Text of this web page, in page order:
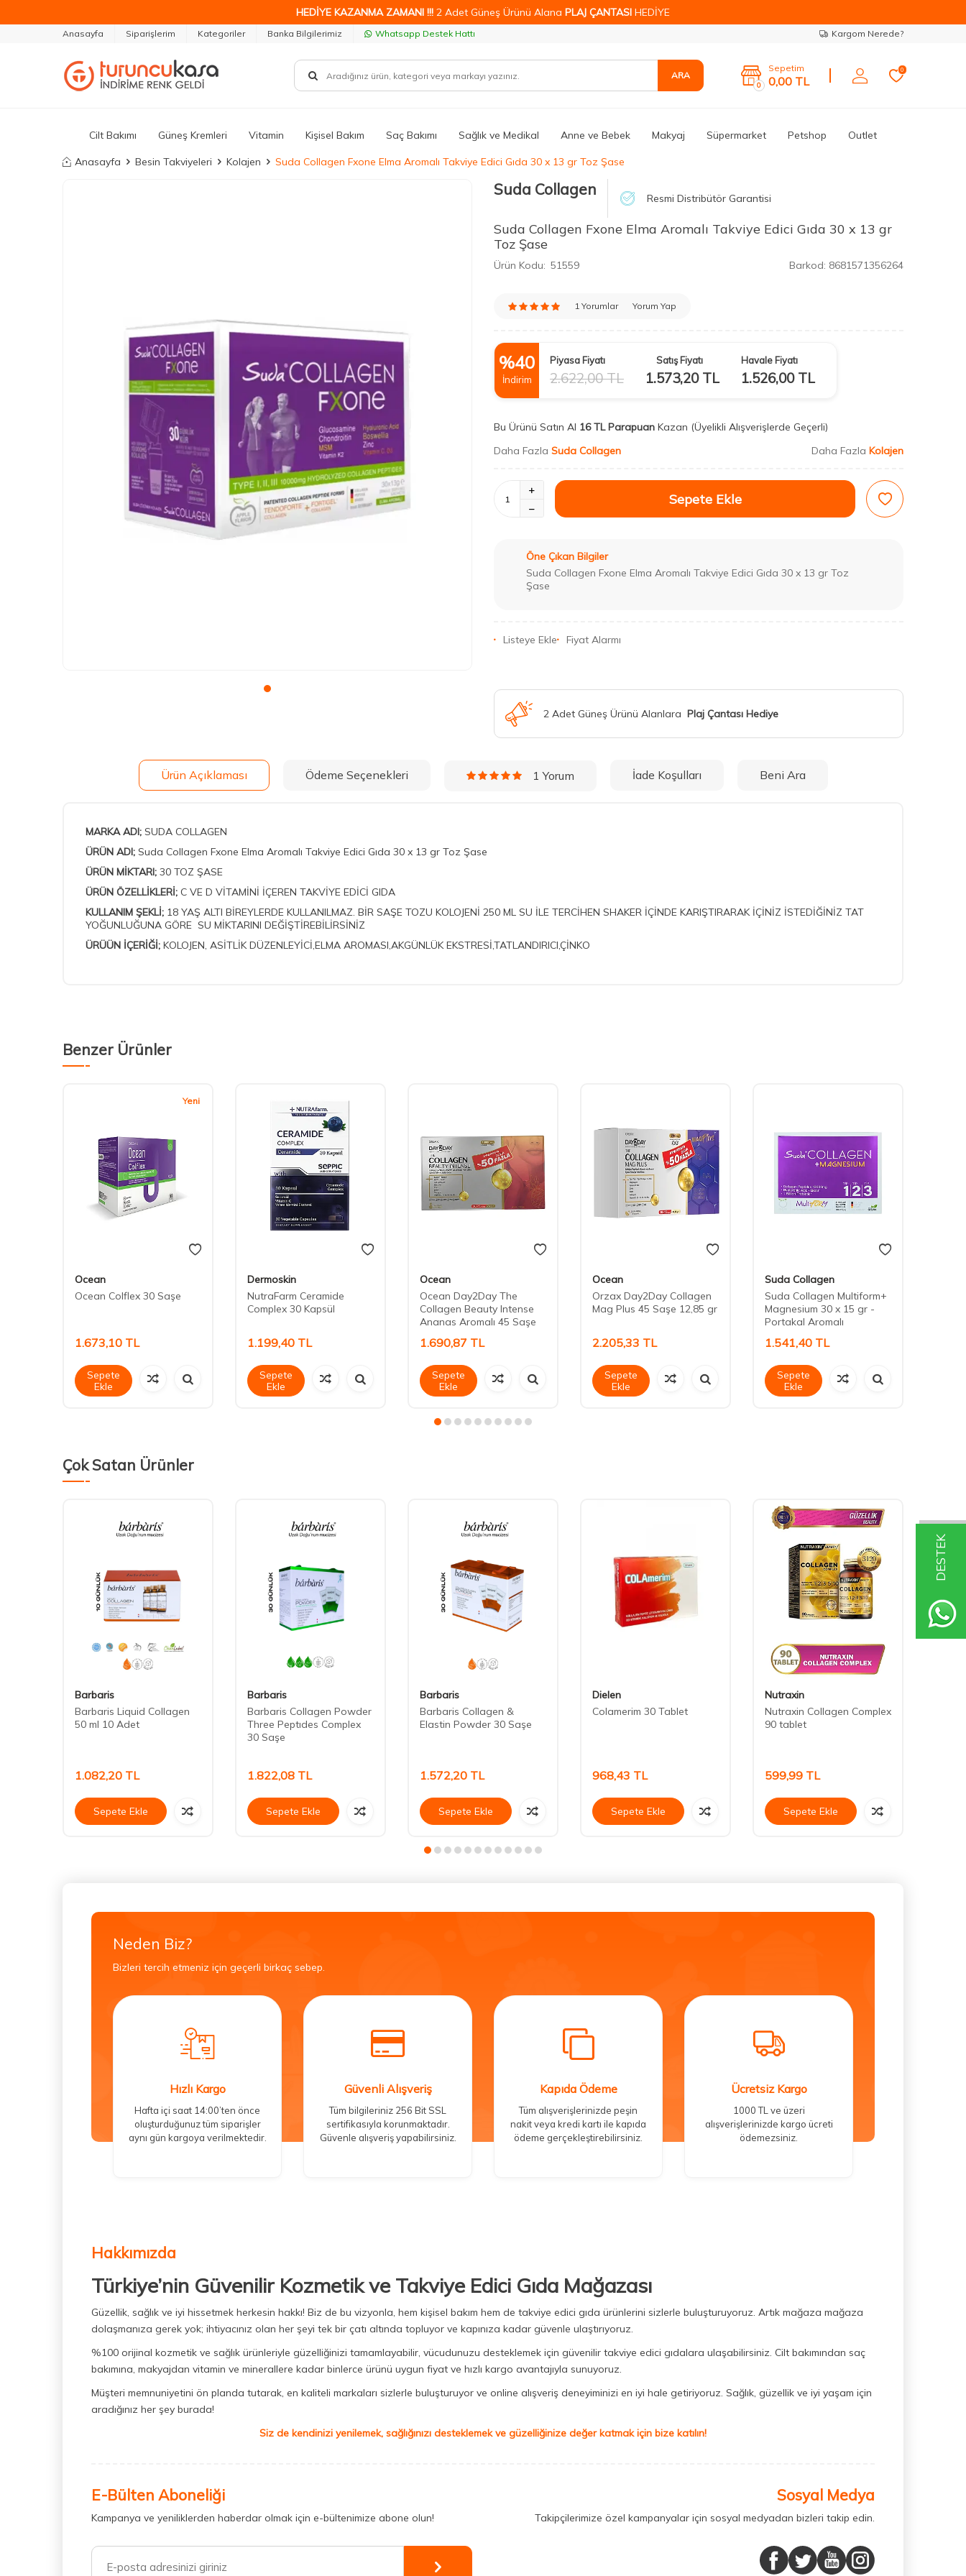
DESTEK
HEDİYE KAZANMA ZAMANI !!! 2 Adet Güneş Ürünü Alana PLAJ ÇANTASI HEDİYE
Anasayfa Siparişlerim Kategoriler Banka Bilgilerimiz Whatsapp Destek Hattı Kargom Nerede?
ARA
0
Sepetim
0,00 TL
0
Cilt Bakımı Güneş Kremleri Vitamin Kişisel Bakım Saç Bakımı Sağlık ve Medikal Anne ve Bebek Makyaj Süpermarket Petshop Outlet
Anasayfa Besin Takviyeleri Kolajen Suda Collagen Fxone Elma Aromalı Takviye Edici Gıda 30 x 13 gr Toz Şase
Suda Collagen Resmi Distribütör Garantisi
Suda Collagen Fxone Elma Aromalı Takviye Edici Gıda 30 x 13 gr
Toz Şase
Ürün Kodu: 51559 Barkod: 8681571356264
1 Yorumlar Yorum Yap
%40
İndirim
Piyasa Fiyatı
2.622,00TL
Satış Fiyatı
1.573,20TL
Havale Fiyatı
1.526,00TL
Bu Ürünü Satın Al 16 TL Parapuan Kazan (Üyelikli Alışverişlerde Geçerli)
Daha Fazla Suda Collagen Daha Fazla Kolajen
Sepete Ekle
Öne Çıkan Bilgiler
Suda Collagen Fxone Elma Aromalı Takviye Edici Gıda 30 x 13 gr Toz
Şase
Listeye Ekle Fiyat Alarmı
2 Adet Güneş Ürünü Alanlara Plaj Çantası Hediye
Ürün Açıklaması Ödeme Seçenekleri 1 Yorum İade Koşulları Beni Ara
MARKA ADI; SUDA COLLAGEN
ÜRÜN ADI; Suda Collagen Fxone Elma Aromalı Takviye Edici Gıda 30 x 13 gr Toz Şase
ÜRÜN MİKTARI; 30 TOZ ŞASE
ÜRÜN ÖZELLİKLERİ; C VE D VİTAMİNİ İÇEREN TAKVİYE EDİCİ GIDA
KULLANIM ŞEKLİ; 18 YAŞ ALTI BİREYLERDE KULLANILMAZ. BİR SAŞE TOZU KOLOJENİ 250 ML SU İLE TERCİHEN SHAKER İÇİNDE KARIŞTIRARAK İÇİNİZ İSTEDİĞİNİZ TAT
YOĞUNLUĞUNA GÖRE SU MİKTARINI DEĞİŞTİREBİLİRSİNİZ
ÜRÜÜN İÇERİĞİ; KOLOJEN, ASİTLİK DÜZENLEYİCİ,ELMA AROMASI,AKGÜNLÜK EKSTRESİ,TATLANDIRICI,ÇİNKO
Benzer Ürünler
Yeni
Ocean
Ocean Colflex 30 Saşe
1.673,10 TL
Sepete
Ekle
Dermoskin
NutraFarm Ceramide
Complex 30 Kapsül
1.199,40 TL
Sepete
Ekle
Ocean
Ocean Day2Day The
Collagen Beauty Intense
Ananas Aromalı 45 Saşe
1.690,87 TL
Sepete
Ekle
Ocean
Orzax Day2Day Collagen
Mag Plus 45 Saşe 12,85 gr
2.205,33 TL
Sepete
Ekle
Suda Collagen
Suda Collagen Multiform+
Magnesium 30 x 15 gr -
Portakal Aromalı
1.541,40 TL
Sepete
Ekle
Çok Satan Ürünler
Barbaris
Barbaris Liquid Collagen
50 ml 10 Adet
1.082,20 TL
Sepete Ekle
Barbaris
Barbaris Collagen Powder
Three Peptıdes Complex
30 Saşe
1.822,08 TL
Sepete Ekle
Barbaris
Barbaris Collagen &
Elastin Powder 30 Saşe
1.572,20 TL
Sepete Ekle
Dielen
Colamerim 30 Tablet
968,43 TL
Sepete Ekle
Nutraxin
Nutraxin Collagen Complex
90 tablet
599,99 TL
Sepete Ekle
Neden Biz?
Bizleri tercih etmeniz için geçerli birkaç sebep.
Hızlı Kargo
Hafta içi saat 14:00’ten önce
oluşturduğunuz tüm siparişler
aynı gün kargoya verilmektedir.
Güvenli Alışveriş
Tüm bilgileriniz 256 Bit SSL
sertifikasıyla korunmaktadır.
Güvenle alışveriş yapabilirsiniz.
Kapıda Ödeme
Tüm alışverişlerinizde peşin
nakit veya kredi kartı ile kapıda
ödeme gerçekleştirebilirsiniz.
Ücretsiz Kargo
1000 TL ve üzeri
alışverişlerinizde kargo ücreti
ödemezsiniz.
Hakkımızda
Türkiye’nin Güvenilir Kozmetik ve Takviye Edici Gıda Mağazası
Güzellik, sağlık ve iyi hissetmek herkesin hakkı! Biz de bu vizyonla, hem kişisel bakım hem de takviye edici gıda ürünlerini sizlerle buluşturuyoruz. Artık mağaza mağaza
dolaşmanıza gerek yok; ihtiyacınız olan her şeyi tek bir çatı altında topluyor ve kapınıza kadar güvenle ulaştırıyoruz.
%100 orijinal kozmetik ve sağlık ürünleriyle güzelliğinizi tamamlayabilir, vücudunuzu desteklemek için güvenilir takviye edici gıdalara ulaşabilirsiniz. Cilt bakımından saç
bakımına, makyajdan vitamin ve minerallere kadar binlerce ürünü uygun fiyat ve hızlı kargo avantajıyla sunuyoruz.
Müşteri memnuniyetini ön planda tutarak, en kaliteli markaları sizlerle buluşturuyor ve online alışveriş deneyiminizi en iyi hale getiriyoruz. Sağlık, güzellik ve iyi yaşam için
aradığınız her şey burada!
Siz de kendinizi yenilemek, sağlığınızı desteklemek ve güzelliğinize değer katmak için bize katılın!
E-Bülten Aboneliği
Kampanya ve yeniliklerden haberdar olmak için e-bültenimize abone olun!
Sosyal Medya
Takipçilerimize özel kampanyalar için sosyal medyadan bizleri takip edin.